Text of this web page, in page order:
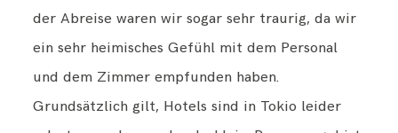
der Abreise waren wir sogar sehr traurig, da wir
ein sehr heimisches Gefühl mit dem Personal
und dem Zimmer empfunden haben.
Grundsätzlich gilt, Hotels sind in Tokio leider